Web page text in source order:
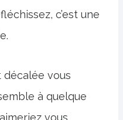
c’est une
décalée vous
à quelque
vous